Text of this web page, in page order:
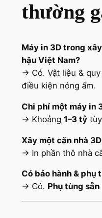
thường
Máy in 3D trong
hậu Việt Nam?
→ Có. Vật liệu &
điều kiện nóng ẩm.
Chi phí một máy in
→ Khoảng 1–3 tỷtùy
Xây một căn nhà
→ In phần thô nhà
Có bảo hành & phụ
→ Có. Phụ tùng